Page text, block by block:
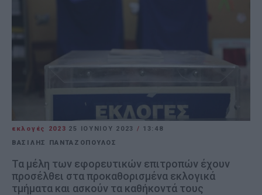
εκλογές 2023 25 ΙΟΥΝΊΟΥ 2023 / 13:48
ΒΑΣΙΛΗΣ ΠΑΝΤΑΖΟΠΟΥΛΟΣ
Τα μέλη των εφορευτικών επιτροπών έχουν
προσέλθει στα προκαθορισμένα εκλογικά
τμήματα και ασκούν τα καθήκοντά τους